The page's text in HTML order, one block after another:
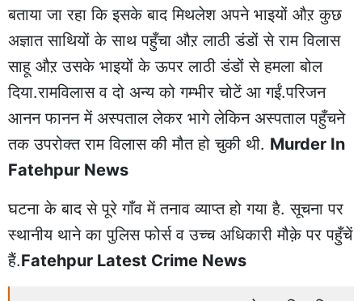
बताया जा रहा कि इसके बाद मिथलेश अपने भाइयों औऱ कुछ
अज्ञात साथियों के साथ पहुँचा औऱ लाठी डंडों से राम विलास
साहू औऱ उसके भाइयों के ऊपर लाठी डंडों से हमला बोल
दिया.रामविलास व दो अन्य को गम्भीर चोटें आ गईं.परिजन
आनन फानन में अस्पताल लेकर भागे लेकिन अस्पताल पहुँचने
तक उपरोक्त राम विलास की मौत हो चुकी थी. Murder In
Fatehpur News
घटना के बाद से पूरे गाँव में तनाव व्याप्त हो गया है. सूचना पर
स्थानीय थाने का पुलिस फोर्स व उच्च अधिकारी मौक़े पर पहुँचें
हैं.Fatehpur Latest Crime News